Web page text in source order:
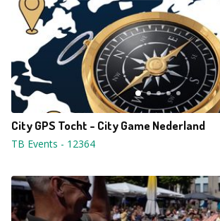
City GPS Tocht - City Game Nederland
TB Events - 12364